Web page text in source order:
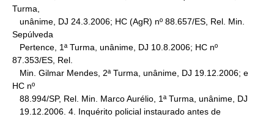
Turma,
Sepúlveda
87.353/ES, Rel.
HC nº